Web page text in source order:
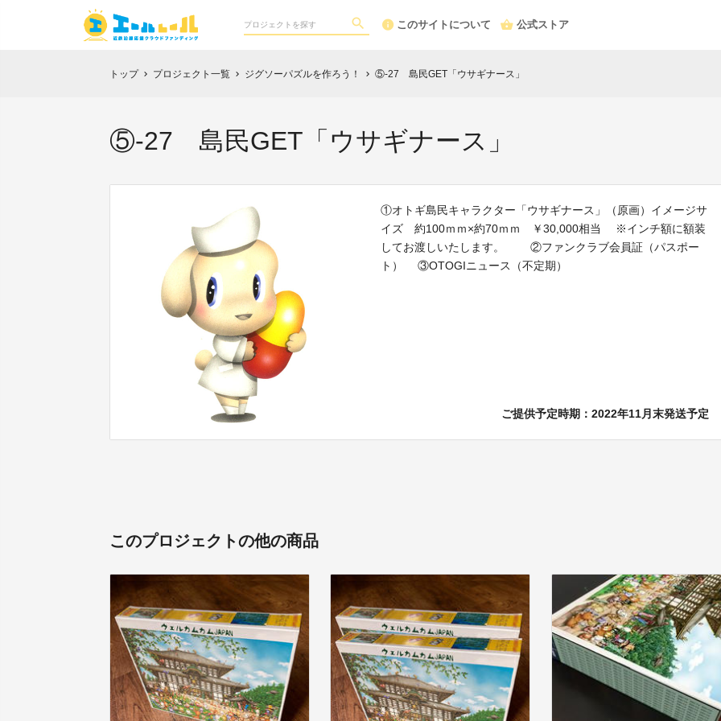
このサイトについて 公式ストア
トップ chevron_right プロジェクト一覧 chevron_right ジグソーパズルを作ろう！ chevron_right ⑤-27 島民GET「ウサギナース」
⑤-27 島民GET「ウサギナース」
①オトギ島民キャラクター「ウサギナース」（原画）イメージサ
イズ 約100ｍｍ×約70ｍｍ ￥30,000相当 ※インチ額に額装
してお渡しいたします。 ②ファンクラブ会員証（パスポー
ト） ③OTOGIニュース（不定期）
ご提供予定時期：2022年11月末発送予定
このプロジェクトの他の商品